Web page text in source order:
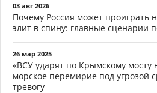
03 авг 2026
Почему Россия может проиграть
элит в спину: главные сценарии
26 мар 2025
«ВСУ ударят по Крымскому
морское перемирие под угрозой
тревогу